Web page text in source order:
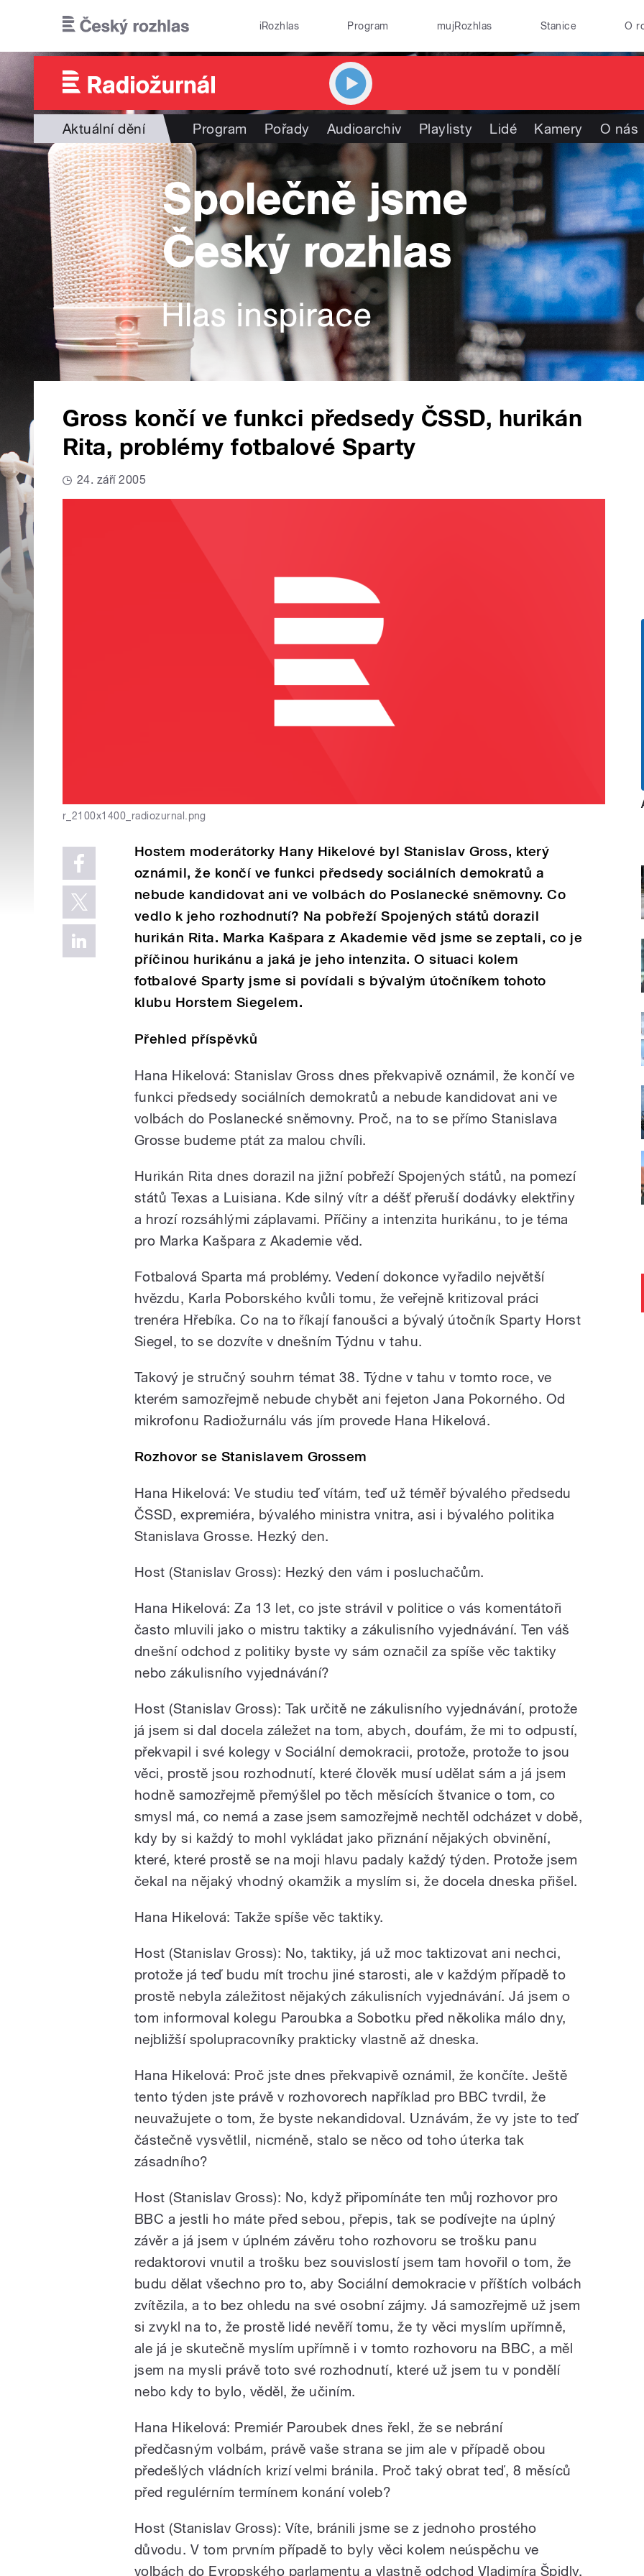
iRozhlas Program mujRozhlas Stanice O
Aktuální dění Program Pořady Audioarchiv Playlisty Lidé Kamery O nás
Gross končí ve funkci předsedy ČSSD, hurikán
Rita, problémy fotbalové Sparty
24. září 2005
r_2100x1400_radiozurnal.png
Hostem moderátorky Hany Hikelové byl Stanislav Gross, který
oznámil, že končí ve funkci předsedy sociálních demokratů a
nebude kandidovat ani ve volbách do Poslanecké sněmovny. Co
vedlo k jeho rozhodnutí? Na pobřeží Spojených států dorazil
hurikán Rita. Marka Kašpara z Akademie věd jsme se zeptali, co je
příčinou hurikánu a jaká je jeho intenzita. O situaci kolem
fotbalové Sparty jsme si povídali s bývalým útočníkem tohoto
klubu Horstem Siegelem.
Přehled příspěvků
Hana Hikelová: Stanislav Gross dnes překvapivě oznámil, že končí ve
funkci předsedy sociálních demokratů a nebude kandidovat ani ve
volbách do Poslanecké sněmovny. Proč, na to se přímo Stanislava
Grosse budeme ptát za malou chvíli.
Hurikán Rita dnes dorazil na jižní pobřeží Spojených států, na pomezí
států Texas a Luisiana. Kde silný vítr a déšť přeruší dodávky elektřiny
a hrozí rozsáhlými záplavami. Příčiny a intenzita hurikánu, to je téma
pro Marka Kašpara z Akademie věd.
Fotbalová Sparta má problémy. Vedení dokonce vyřadilo největší
hvězdu, Karla Poborského kvůli tomu, že veřejně kritizoval práci
trenéra Hřebíka. Co na to říkají fanoušci a bývalý útočník Sparty Horst
Siegel, to se dozvíte v dnešním Týdnu v tahu.
Takový je stručný souhrn témat 38. Týdne v tahu v tomto roce, ve
kterém samozřejmě nebude chybět ani fejeton Jana Pokorného. Od
mikrofonu Radiožurnálu vás jím provede Hana Hikelová.
Rozhovor se Stanislavem Grossem
Hana Hikelová: Ve studiu teď vítám, teď už téměř bývalého předsedu
ČSSD, expremiéra, bývalého ministra vnitra, asi i bývalého politika
Stanislava Grosse. Hezký den.
Host (Stanislav Gross): Hezký den vám i posluchačům.
Hana Hikelová: Za 13 let, co jste strávil v politice o vás komentátoři
často mluvili jako o mistru taktiky a zákulisního vyjednávání. Ten váš
dnešní odchod z politiky byste vy sám označil za spíše věc taktiky
nebo zákulisního vyjednávání?
Host (Stanislav Gross): Tak určitě ne zákulisního vyjednávání, protože
já jsem si dal docela záležet na tom, abych, doufám, že mi to odpustí,
překvapil i své kolegy v Sociální demokracii, protože, protože to jsou
věci, prostě jsou rozhodnutí, které člověk musí udělat sám a já jsem
hodně samozřejmě přemýšlel po těch měsících štvanice o tom, co
smysl má, co nemá a zase jsem samozřejmě nechtěl odcházet v době,
kdy by si každý to mohl vykládat jako přiznání nějakých obvinění,
které, které prostě se na moji hlavu padaly každý týden. Protože jsem
čekal na nějaký vhodný okamžik a myslím si, že docela dneska přišel.
Hana Hikelová: Takže spíše věc taktiky.
Host (Stanislav Gross): No, taktiky, já už moc taktizovat ani nechci,
protože já teď budu mít trochu jiné starosti, ale v každým případě to
prostě nebyla záležitost nějakých zákulisních vyjednávání. Já jsem o
tom informoval kolegu Paroubka a Sobotku před několika málo dny,
nejbližší spolupracovníky prakticky vlastně až dneska.
Hana Hikelová: Proč jste dnes překvapivě oznámil, že končíte. Ještě
tento týden jste právě v rozhovorech například pro BBC tvrdil, že
neuvažujete o tom, že byste nekandidoval. Uznávám, že vy jste to teď
částečně vysvětlil, nicméně, stalo se něco od toho úterka tak
zásadního?
Host (Stanislav Gross): No, když připomínáte ten můj rozhovor pro
BBC a jestli ho máte před sebou, přepis, tak se podívejte na úplný
závěr a já jsem v úplném závěru toho rozhovoru se trošku panu
redaktorovi vnutil a trošku bez souvislostí jsem tam hovořil o tom, že
budu dělat všechno pro to, aby Sociální demokracie v příštích volbách
zvítězila, a to bez ohledu na své osobní zájmy. Já samozřejmě už jsem
si zvykl na to, že prostě lidé nevěří tomu, že ty věci myslím upřímně,
ale já je skutečně myslím upřímně i v tomto rozhovoru na BBC, a měl
jsem na mysli právě toto své rozhodnutí, které už jsem tu v pondělí
nebo kdy to bylo, věděl, že učiním.
Hana Hikelová: Premiér Paroubek dnes řekl, že se nebrání
předčasným volbám, právě vaše strana se jim ale v případě obou
předešlých vládních krizí velmi bránila. Proč taký obrat teď, 8 měsíců
před regulérním termínem konání voleb?
Host (Stanislav Gross): Víte, bránili jsme se z jednoho prostého
důvodu. V tom prvním případě to byly věci kolem neúspěchu ve
volbách do Evropského parlamentu a vlastně odchod Vladimíra Špidly,